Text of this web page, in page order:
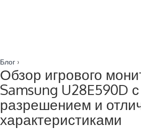
Блог ›
Обзор игрового
Samsung U28E590D
разрешением и
характеристиками